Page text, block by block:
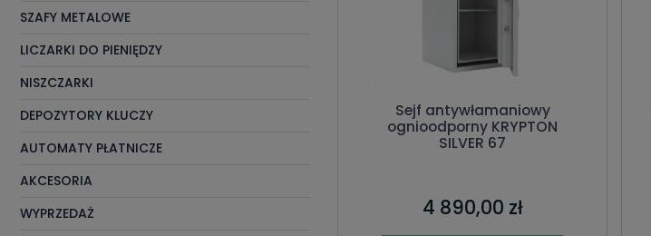
SZAFY METALOWE
LICZARKI DO PIENIĘDZY
NISZCZARKI
DEPOZYTORY KLUCZY
AUTOMATY PŁATNICZE
AKCESORIA
WYPRZEDAŻ
Sejf antywłamaniowy
ognioodporny KRYPTON
SILVER 67
4 890,00 zł